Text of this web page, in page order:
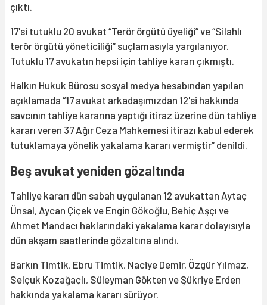
çıktı.
17'si tutuklu 20 avukat “Terör örgütü üyeliği” ve “Silahlı
terör örgütü yöneticiliği” suçlamasıyla yargılanıyor.
Tutuklu 17 avukatın hepsi için tahliye kararı çıkmıştı.
Halkın Hukuk Bürosu sosyal medya hesabından yapılan
açıklamada “17 avukat arkadaşımızdan 12'si hakkında
savcının tahliye kararına yaptığı itiraz üzerine dün tahliye
kararı veren 37 Ağır Ceza Mahkemesi itirazı kabul ederek
tutuklamaya yönelik yakalama kararı vermiştir” denildi.
Beş avukat yeniden gözaltında
Tahliye kararı dün sabah uygulanan 12 avukattan Aytaç
Ünsal, Aycan Çiçek ve Engin Gökoğlu, Behiç Aşçı ve
Ahmet Mandacı haklarındaki yakalama karar dolayısıyla
dün akşam saatlerinde gözaltına alındı.
Barkın Timtik, Ebru Timtik, Naciye Demir, Özgür Yılmaz,
Selçuk Kozağaçlı, Süleyman Gökten ve Şükriye Erden
hakkında yakalama kararı sürüyor.